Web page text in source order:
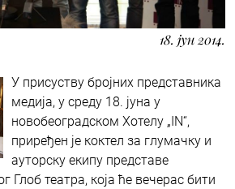
18. јун 2014.
У присуству бројних представника
медија, у среду 18. јуна у
новобеоградском Хотелу „IN“,
приређен је коктел за глумачку и
ауторску екипу представе
Глоб театра, која ће вечерас бити